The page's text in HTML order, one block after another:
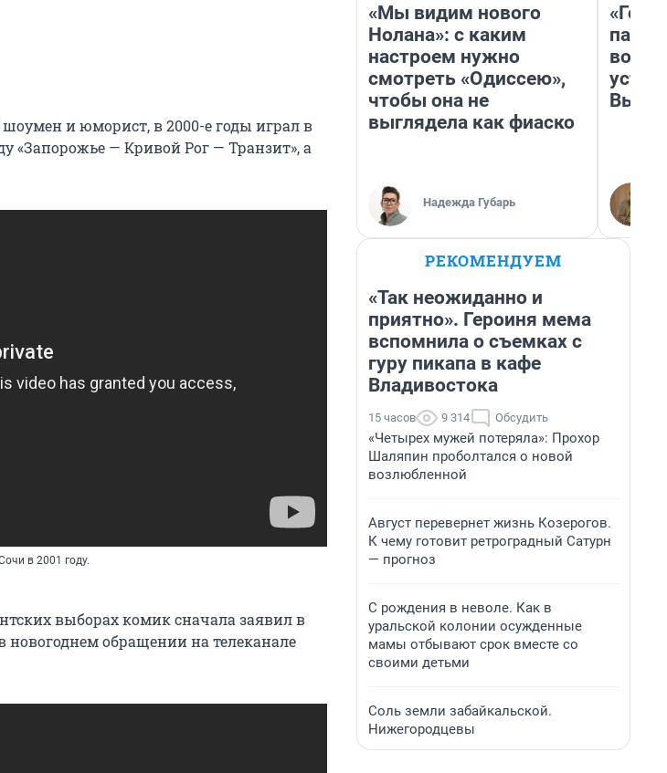
и юморист, в 2000-е годы играл в
«Запорожье — Кривой Рог — Транзит», а
в 2001 году.
выборах комик сначала заявил в
новогоднем обращении на телеканале
«Мы видим нового
Нолана»: с каким
настроем нужно
смотреть «Одиссею»,
чтобы она не
выглядела как фиаско
Надежда Губарь
РЕКОМЕНДУЕМ
«Так неожиданно и
приятно». Героиня мема
вспомнила о съемках с
гуру пикапа в кафе
Владивостока
15 часов 9 314 Обсудить
«Четырех мужей потеряла»: Прохор
Шаляпин проболтался о новой
возлюбленной
Август перевернет жизнь Козерогов.
К чему готовит ретроградный Сатурн
— прогноз
С рождения в неволе. Как в
уральской колонии осужденные
мамы отбывают срок вместе со
своими детьми
Соль земли забайкальской.
Нижегородцевы